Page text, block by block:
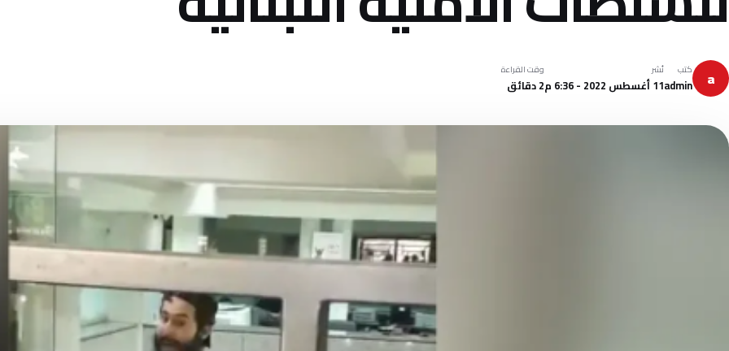
a كتب
admin
نُشر
11 أغسطس 2022 - 6:36 م
وقت القراءة
2 دقائق